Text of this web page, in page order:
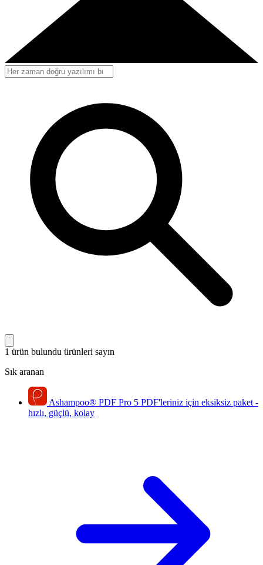
1 ürün bulundu ürünleri sayın
Sık aranan
Ashampoo® PDF Pro 5 PDF'leriniz için eksiksiz paket -
hızlı, güçlü, kolay